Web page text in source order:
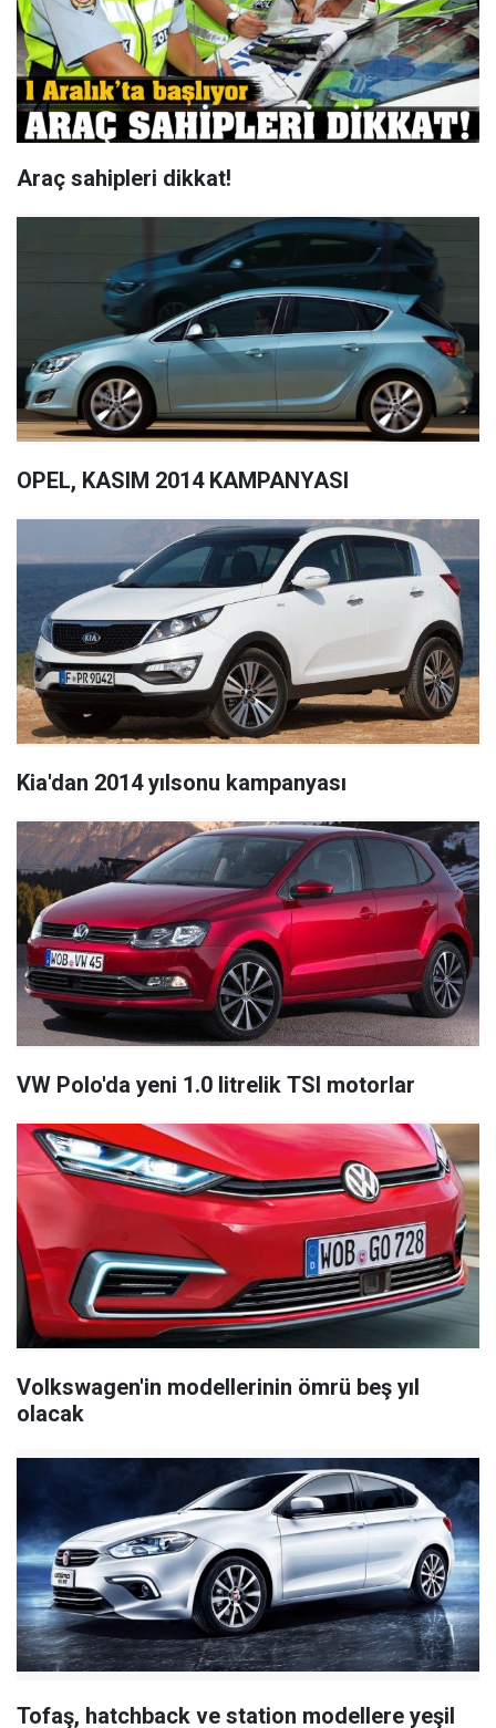
Araç sahipleri dikkat!
OPEL, KASIM 2014 KAMPANYASI
Kia'dan 2014 yılsonu kampanyası
VW Polo'da yeni 1.0 litrelik TSI motorlar
Volkswagen'in modellerinin ömrü beş yıl
olacak
Tofaş, hatchback ve station modellere yeşil